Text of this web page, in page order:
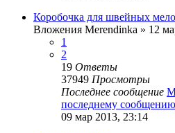
Коробочка для швейных
Вложения Merendinka » 12
1
2
19 Ответы
37949 Просмотры
Последнее сообщение
последнему сообщению
09 мар 2013, 23:14